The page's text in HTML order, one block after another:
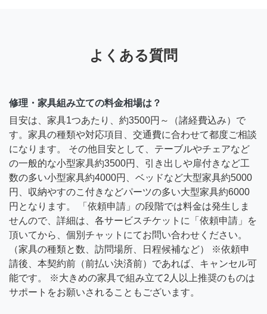
よくある質問
修理・家具組み立ての料金相場は？
目安は、家具1つあたり、約3500円～（諸経費込み）で
す。家具の種類や対応項目、交通費に合わせて都度ご相談
になります。 その他目安として、テーブルやチェアなど
の一般的な小型家具約3500円、引き出しや扉付きなど工
数の多い小型家具約4000円、ベッドなど大型家具約5000
円、収納やすのこ付きなどパーツの多い大型家具約6000
円となります。 「依頼申請」の段階では料金は発生しま
せんので、詳細は、各サービスチケットに「依頼申請」を
頂いてから、個別チャットにてお問い合わせください。
（家具の種類と数、訪問場所、日程候補など） ※依頼申
請後、本契約前（前払い決済前）であれば、キャンセル可
能です。 ※大きめの家具で組み立て2人以上推奨のものは
サポートをお願いされることもございます。